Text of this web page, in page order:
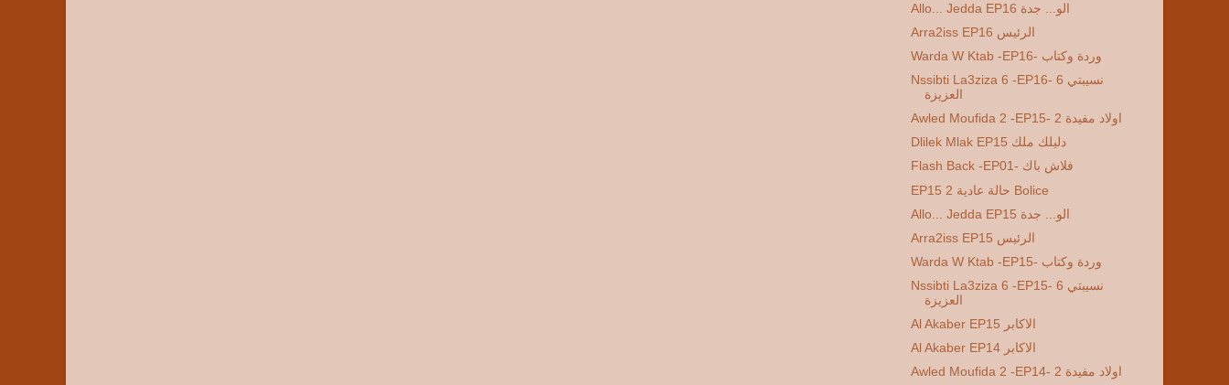
Allo... Jedda EP16 الو... جدة
Arra2iss EP16 الرئيس
Warda W Ktab -EP16- وردة وكتاب
Nssibti La3ziza 6 -EP16- 6 نسيبتي
العزيزة
Awled Moufida 2 -EP15- 2 اولاد مفيدة
Dlilek Mlak EP15 دليلك ملك
Flash Back -EP01- فلاش باك
EP15 2 حالة عادية Bolice
Allo... Jedda EP15 الو... جدة
Arra2iss EP15 الرئيس
Warda W Ktab -EP15- وردة وكتاب
Nssibti La3ziza 6 -EP15- 6 نسيبتي
العزيزة
Al Akaber EP15 الاكابر
Al Akaber EP14 الاكابر
Awled Moufida 2 -EP14- 2 اولاد مفيدة